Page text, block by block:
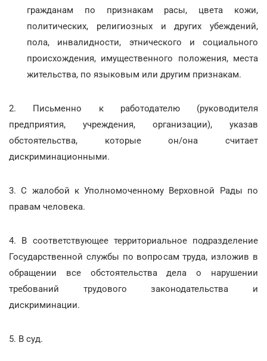
гражданам по признакам расы, цвета кожи,
политических, религиозных и других убеждений,
пола, инвалидности, этнического и социального
происхождения, имущественного положения, места
жительства, по языковым или другим признакам.
2. Письменно к работодателю (руководителя
предприятия, учреждения, организации), указав
обстоятельства, которые он/она считает
дискриминационными.
3. С жалобой к Уполномоченному Верховной Рады по
правам человека.
4. В соответствующее территориальное подразделение
Государственной службы по вопросам труда, изложив в
обращении все обстоятельства дела о нарушении
требований трудового законодательства и
дискриминации.
5. В суд.